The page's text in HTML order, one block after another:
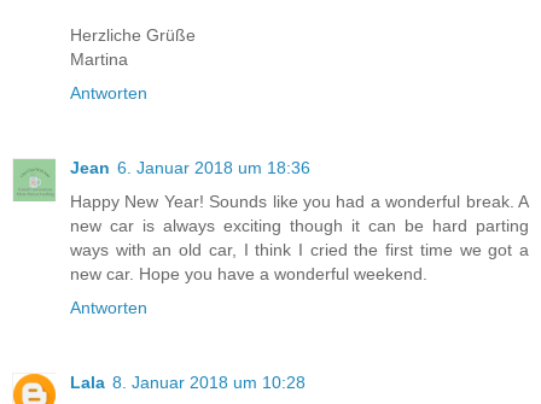
Herzliche Grüße
Martina
Antworten
Jean 6. Januar 2018 um 18:36
Happy New Year! Sounds like you had a wonderful break. A
new car is always exciting though it can be hard parting
ways with an old car, I think I cried the first time we got a
new car. Hope you have a wonderful weekend.
Antworten
Lala 8. Januar 2018 um 10:28